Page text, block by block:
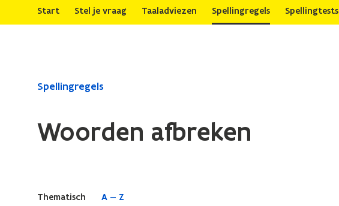
Start Stel je vraag Taaladviezen Spellingregels Spellingtests
Gedaan
Woorden
Spellingregels
Woorden afbreken
Thematisch A — Z